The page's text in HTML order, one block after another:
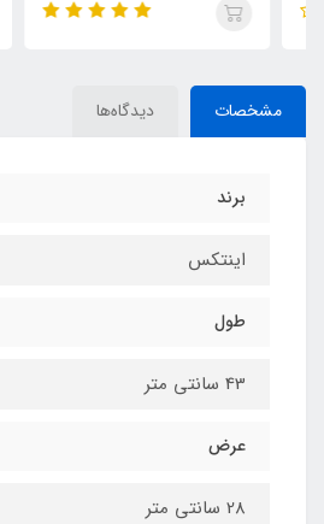
مشخصات دیدگاه‌ها
برند
اینتکس
طول
43 سانتی متر
عرض
28 سانتی متر